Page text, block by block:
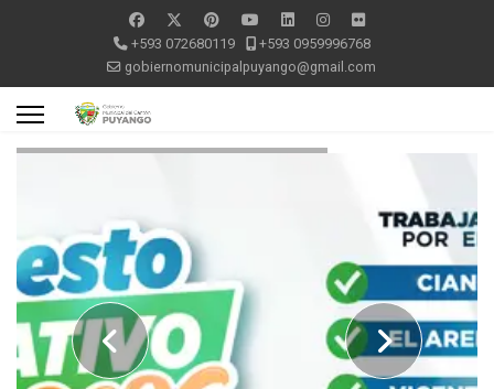
+593 072680119
+593 0959996768
gobiernomunicipalpuyango@gmail.com